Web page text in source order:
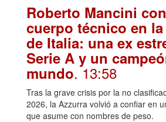
Roberto Mancini
cuerpo técnico en
de Italia: una ex
Serie A y un
mundo. 13:58
Tras la grave crisis por la no
2026, la Azzurra volvió a confiar en
que asume con nombres de peso.